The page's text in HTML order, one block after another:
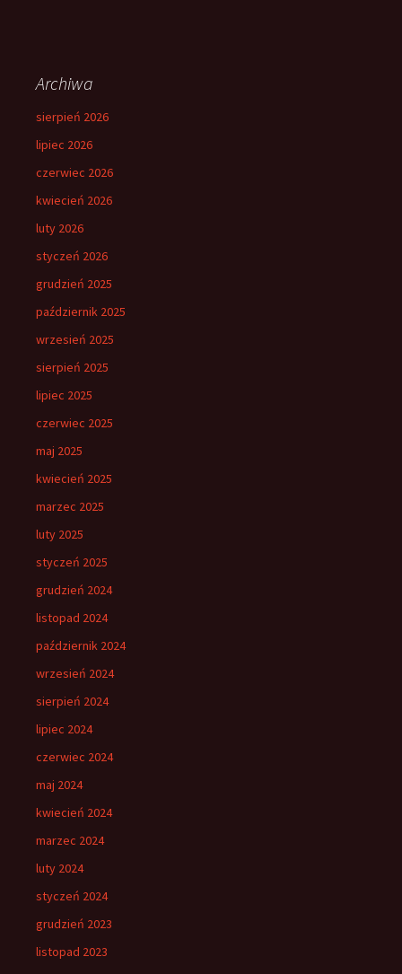
Archiwa
sierpień 2026
lipiec 2026
czerwiec 2026
kwiecień 2026
luty 2026
styczeń 2026
grudzień 2025
październik 2025
wrzesień 2025
sierpień 2025
lipiec 2025
czerwiec 2025
maj 2025
kwiecień 2025
marzec 2025
luty 2025
styczeń 2025
grudzień 2024
listopad 2024
październik 2024
wrzesień 2024
sierpień 2024
lipiec 2024
czerwiec 2024
maj 2024
kwiecień 2024
marzec 2024
luty 2024
styczeń 2024
grudzień 2023
listopad 2023